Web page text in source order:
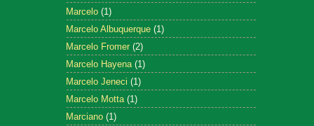
Marcelo (1)
Marcelo Albuquerque (1)
Marcelo Fromer (2)
Marcelo Hayena (1)
Marcelo Jeneci (1)
Marcelo Motta (1)
Marciano (1)